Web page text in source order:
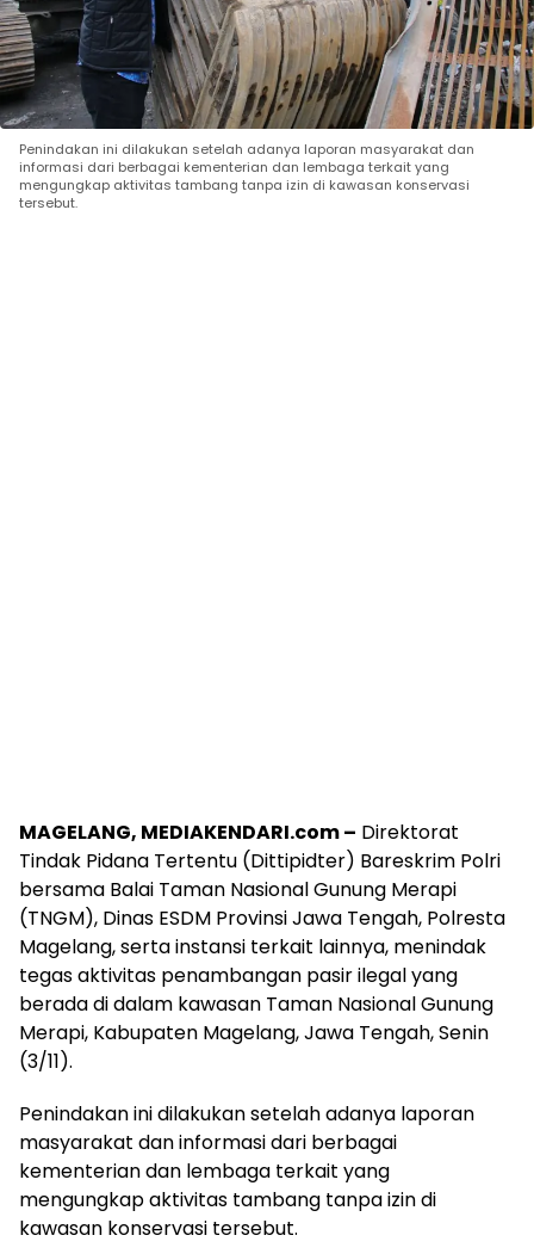
Penindakan ini dilakukan setelah adanya laporan masyarakat dan
informasi dari berbagai kementerian dan lembaga terkait yang
mengungkap aktivitas tambang tanpa izin di kawasan konservasi
tersebut.
MAGELANG, MEDIAKENDARI.com – Direktorat
Tindak Pidana Tertentu (Dittipidter) Bareskrim Polri
bersama Balai Taman Nasional Gunung Merapi
(TNGM), Dinas ESDM Provinsi Jawa Tengah, Polresta
Magelang, serta instansi terkait lainnya, menindak
tegas aktivitas penambangan pasir ilegal yang
berada di dalam kawasan Taman Nasional Gunung
Merapi, Kabupaten Magelang, Jawa Tengah, Senin
(3/11).
Penindakan ini dilakukan setelah adanya laporan
masyarakat dan informasi dari berbagai
kementerian dan lembaga terkait yang
mengungkap aktivitas tambang tanpa izin di
kawasan konservasi tersebut.